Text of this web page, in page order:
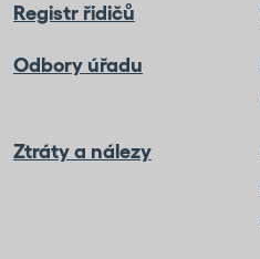
Registr řidičů
Odbory úřadu
Ztráty a nálezy